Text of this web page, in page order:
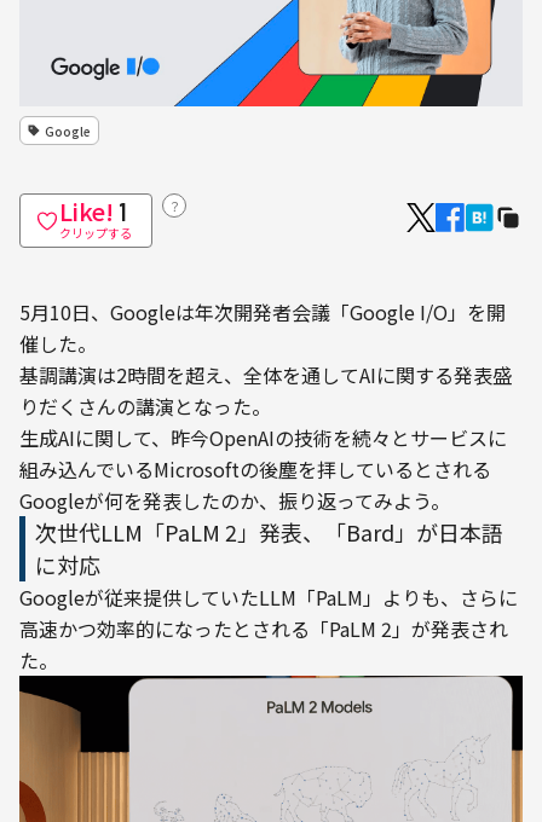
Google
Like! 1
クリップする
？
5月10日、Googleは年次開発者会議「Google I/O」を開
催した。
基調講演は2時間を超え、全体を通してAIに関する発表盛
りだくさんの講演となった。
生成AIに関して、昨今OpenAIの技術を続々とサービスに
組み込んでいるMicrosoftの後塵を拝しているとされる
Googleが何を発表したのか、振り返ってみよう。
次世代LLM「PaLM 2」発表、「Bard」が日本語
に対応
Googleが従来提供していたLLM「PaLM」よりも、さらに
高速かつ効率的になったとされる「PaLM 2」が発表され
た。